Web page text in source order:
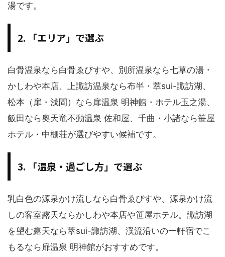
湯です。
2. 「エリア」で選ぶ
白骨温泉なら白骨ゑびすや、別所温泉なら七草の湯・
かしわや本店、上諏訪温泉なら布半・萃sui-諏訪湖、
松本（扉・浅間）なら扉温泉 明神館・ホテル玉之湯、
飯田なら奥天竜不動温泉 佐和屋、千曲・小諸なら笹屋
ホテル・中棚荘が選びやすい候補です。
3. 「温泉・過ごし方」で選ぶ
乳白色の源泉かけ流しなら白骨ゑびすや、源泉かけ流
しの客室露天ならかしわや本店や笹屋ホテル。諏訪湖
を望む露天なら萃sui-諏訪湖、渓流沿いの一軒宿でこ
もるなら扉温泉 明神館がおすすめです。